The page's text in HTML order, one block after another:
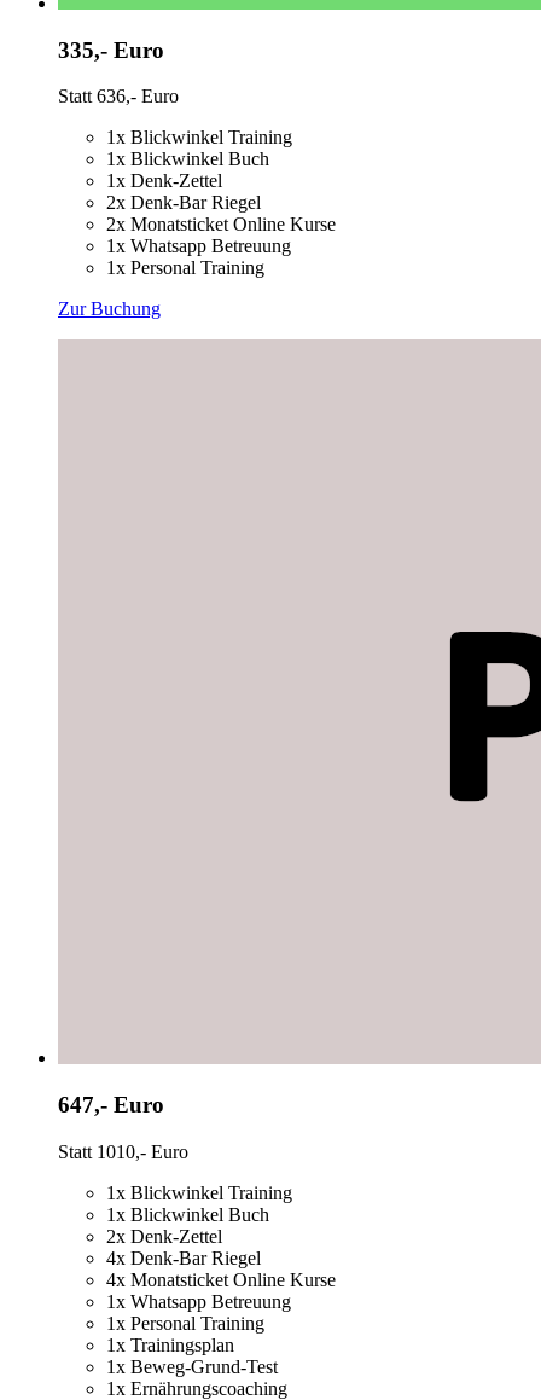
335,- Euro
Statt 636,- Euro
1x Blickwinkel Training
1x Blickwinkel Buch
1x Denk-Zettel
2x Denk-Bar Riegel
2x Monatsticket Online Kurse
1x Whatsapp Betreuung
1x Personal Training
Zur Buchung
647,- Euro
Statt 1010,- Euro
1x Blickwinkel Training
1x Blickwinkel Buch
2x Denk-Zettel
4x Denk-Bar Riegel
4x Monatsticket Online Kurse
1x Whatsapp Betreuung
1x Personal Training
1x Trainingsplan
1x Beweg-Grund-Test
1x Ernährungscoaching